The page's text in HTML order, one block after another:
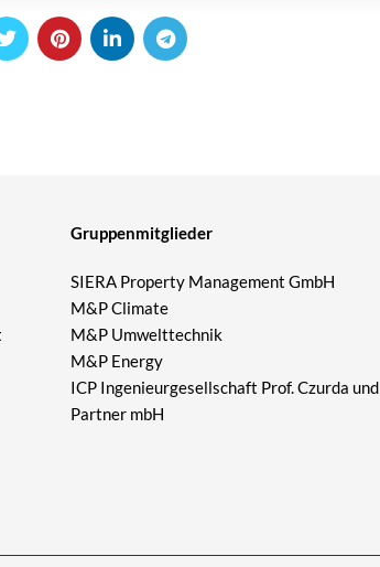
Gruppenmitglieder
SIERA Property Management GmbH
M&P Climate
M&P Umwelttechnik
M&P Energy
ICP Ingenieurgesellschaft Prof. Czurda und
Partner mbH